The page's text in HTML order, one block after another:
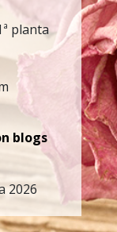
planta
blogs
2026